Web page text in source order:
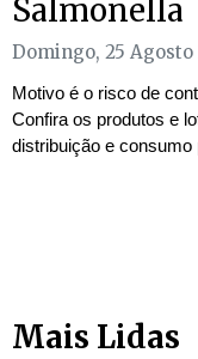
Salmonella
Domingo, 25 Agosto
Motivo é o risco de
Confira os produtos e
distribuição e consumo
Mais Lidas